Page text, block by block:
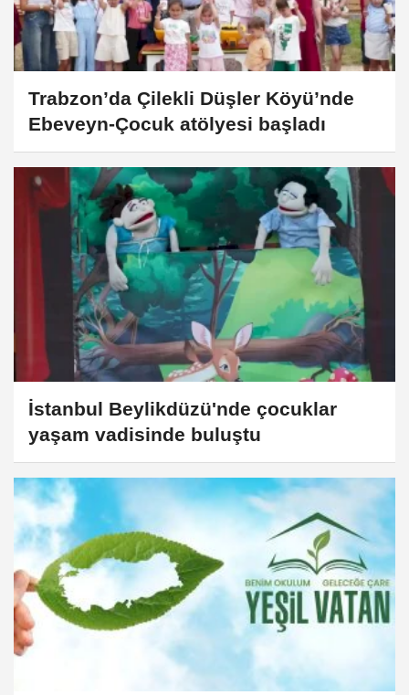
Trabzon’da Çilekli Düşler Köyü’nde
Ebeveyn-Çocuk atölyesi başladı
İstanbul Beylikdüzü'nde çocuklar
yaşam vadisinde buluştu